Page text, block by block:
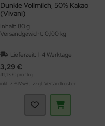
Dunkle Vollmilch, 50% Kakao
(Vivani)
Inhalt: 80 g
Versandgewicht: 0,100 kg
Lieferzeit: 1-4 Werktage
3,29 €
41,13 € pro 1 kg
inkl. 7 % MwSt. zzgl. Versandkosten